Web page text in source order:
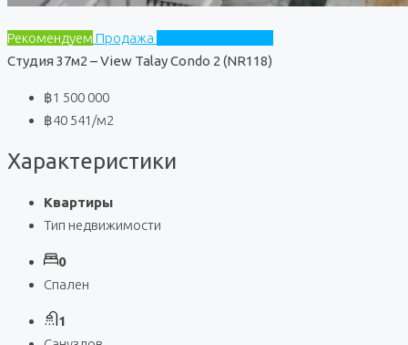
Рекомендуем Продажа
Студия 37м2 – View Talay Condo 2 (NR118)
฿1 500 000
฿40 541 /м2
Характеристики
Квартиры
Тип недвижимости
0
Спален
1